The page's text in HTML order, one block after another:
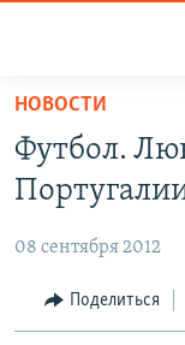
упрощенного
доступа
Вернуться
основному
Вернутся
ПРОГРАММЫ
ПОДКАСТЫ
АВТОРСКИЕ
ЦИТАТЫ
МНЕНИЯ
НОВОСТИ
Футбол.
08 сентября 2012
Поделиться